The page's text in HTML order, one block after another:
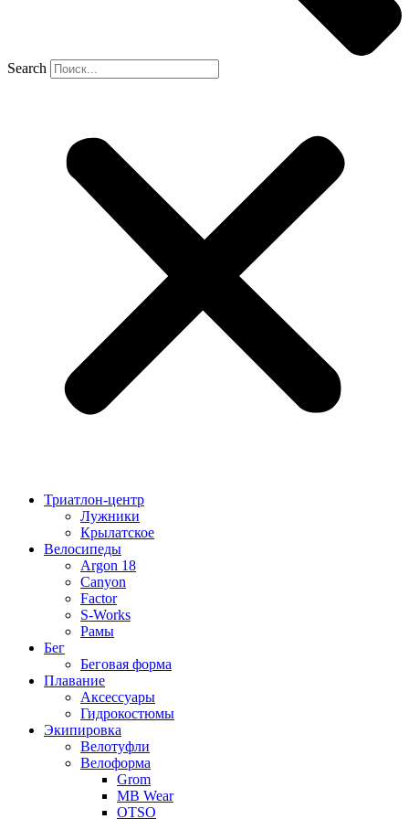
Search
Триатлон-центр
Лужники
Крылатское
Велосипеды
Argon 18
Canyon
Factor
S-Works
Рамы
Бег
Беговая форма
Плавание
Аксессуары
Гидрокостюмы
Экипировка
Велотуфли
Велоформа
Grom
MB Wear
OTSO